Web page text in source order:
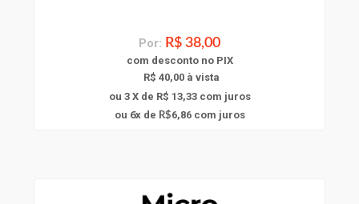
Por: R$ 38,00
com desconto no PIX
R$ 40,00 à vista
ou 3 X de R$ 13,33com juros
ou 6x de R$6,86com juros